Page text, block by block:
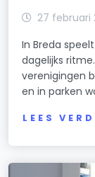
27 februari
In Breda
dagelijks
verenigingen
en in parken
LEES